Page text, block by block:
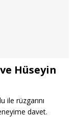
Hüseyin
ile rüzgarını
davet.